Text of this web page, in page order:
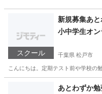
スクール
新規募集あ
小中学生オ
千葉県 松戸市
こんにちは。定期テスト前や学校の
家庭教師
あとわずか